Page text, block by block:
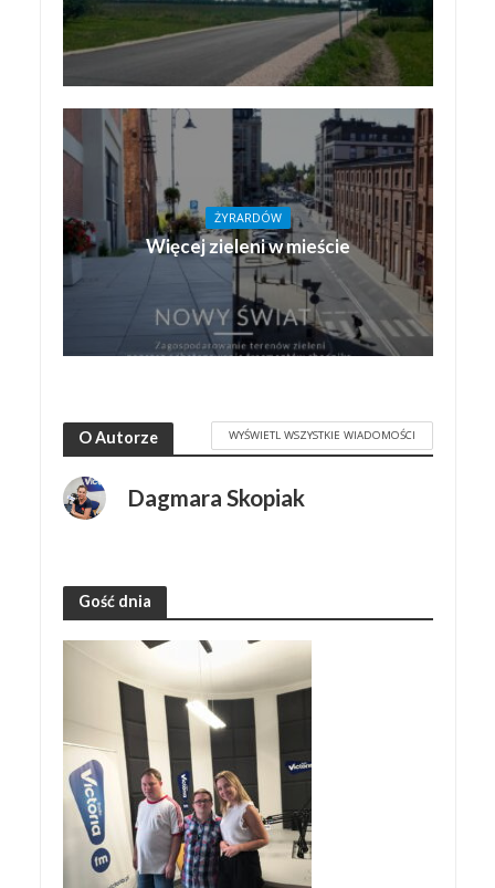
ŻYRARDÓW
Więcej zieleni w mieście
O Autorze WYŚWIETL WSZYSTKIE WIADOMOŚCI
Dagmara Skopiak
Gość dnia